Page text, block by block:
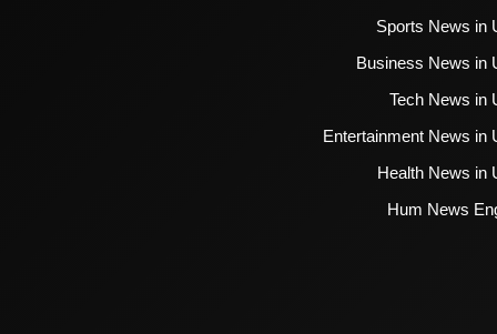
Sports News in
Business News in
Tech News in
Entertainment News in
Health News in
Hum News